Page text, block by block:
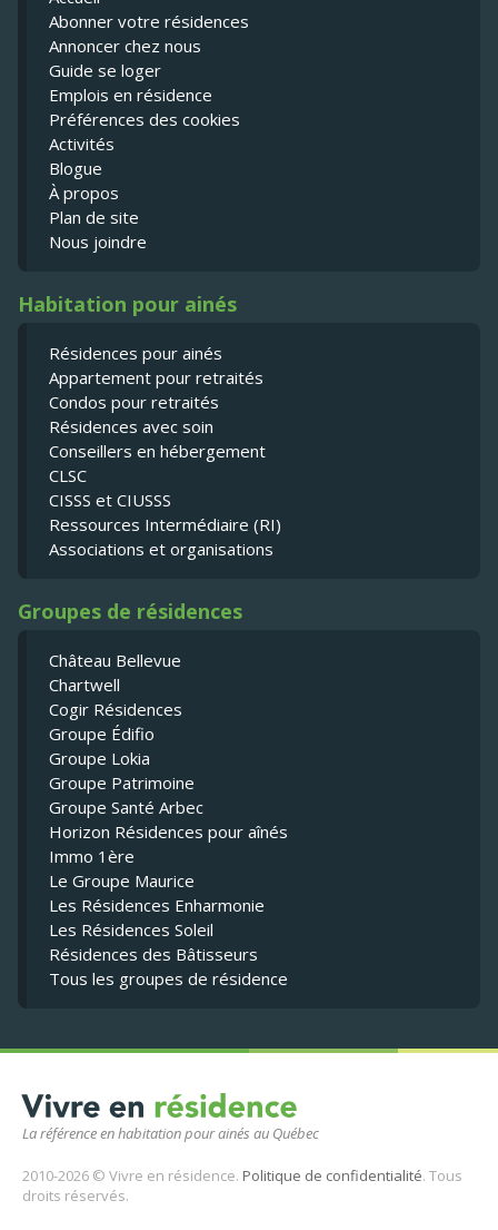
La référence en habitation pour ainés au Québec
2010-2026 © Vivre en résidence. Politique de confidentialité. Tous
droits réservés.
Abonner votre résidences
Annoncer chez nous
Guide se loger
Emplois en résidence
Préférences des cookies
Activités
Blogue
À propos
Plan de site
Nous joindre
Habitation pour ainés
Résidences pour ainés
Appartement pour retraités
Condos pour retraités
Résidences avec soin
Conseillers en hébergement
CLSC
CISSS et CIUSSS
Ressources Intermédiaire (RI)
Associations et organisations
Groupes de résidences
Château Bellevue
Chartwell
Cogir Résidences
Groupe Édifio
Groupe Lokia
Groupe Patrimoine
Groupe Santé Arbec
Horizon Résidences pour aînés
Immo 1ère
Le Groupe Maurice
Les Résidences Enharmonie
Les Résidences Soleil
Résidences des Bâtisseurs
Tous les groupes de résidence